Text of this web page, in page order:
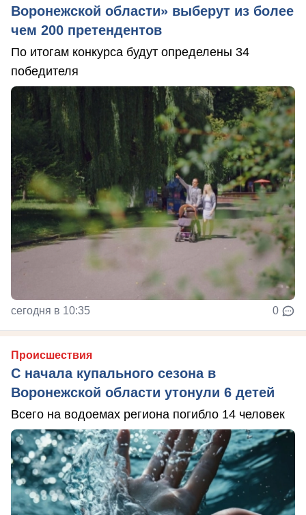
Воронежской области» выберут из более
чем 200 претендентов
По итогам конкурса будут определены 34
победителя
сегодня в 10:35 0
Происшествия
С начала купального сезона в
Воронежской области утонули 6 детей
Всего на водоемах региона погибло 14 человек